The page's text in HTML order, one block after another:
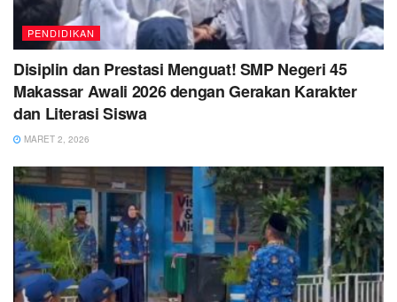
PENDIDIKAN
Disiplin dan Prestasi Menguat! SMP Negeri 45
Makassar Awali 2026 dengan Gerakan Karakter
dan Literasi Siswa
MARET 2, 2026